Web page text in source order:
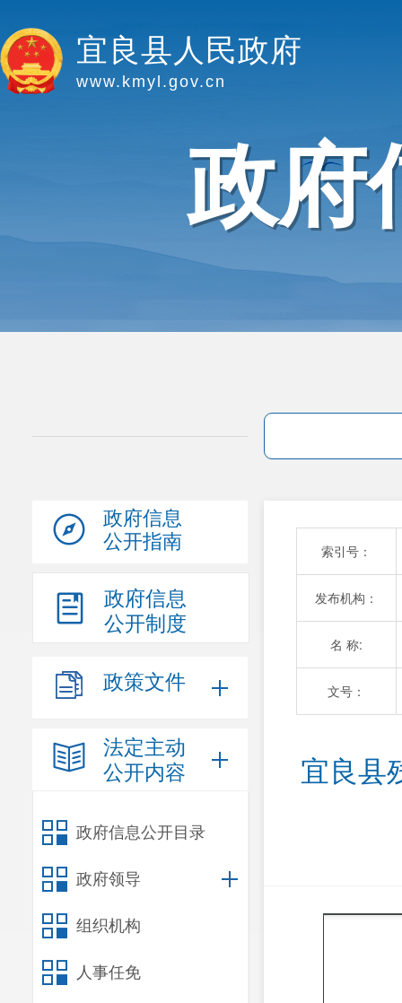
宜良县人民政府
www.kmyl.gov.cn
政府
政府信息
公开指南
政府信息
公开制度
政策文件
法定主动
公开内容
政府信息公开目录
政府领导
组织机构
人事任免
索引号：
发布机构：
名 称:
文号：
宜良县